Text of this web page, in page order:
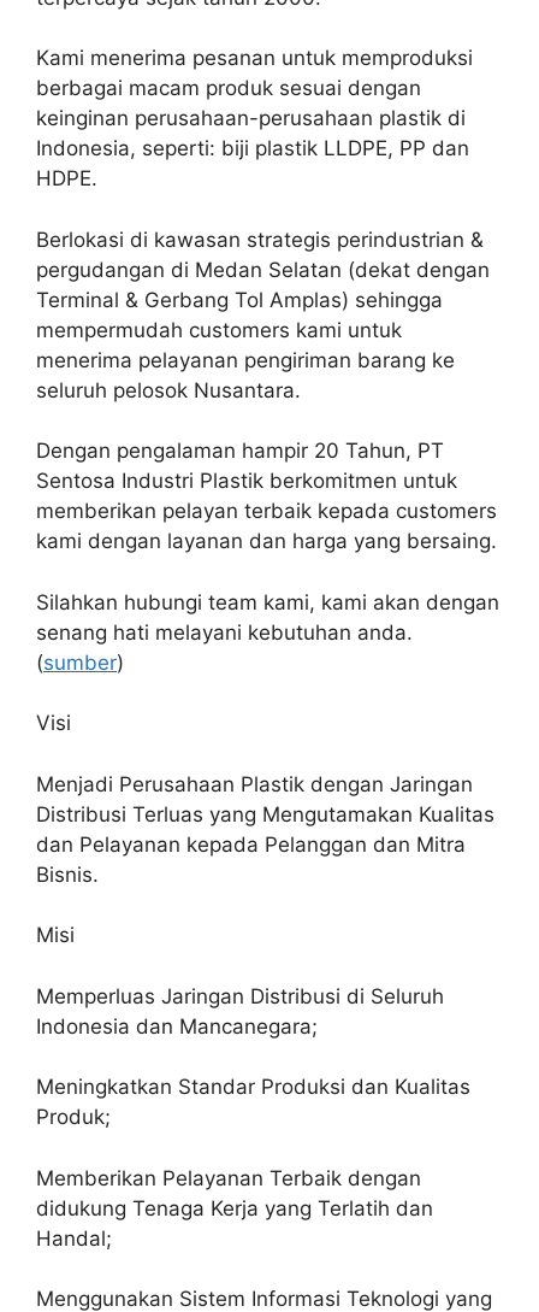
Kami menerima pesanan untuk memproduksi
berbagai macam produk sesuai dengan
keinginan perusahaan-perusahaan plastik di
Indonesia, seperti: biji plastik LLDPE, PP dan
HDPE.
Berlokasi di kawasan strategis perindustrian &
pergudangan di Medan Selatan (dekat dengan
Terminal & Gerbang Tol Amplas) sehingga
mempermudah customers kami untuk
menerima pelayanan pengiriman barang ke
seluruh pelosok Nusantara.
Dengan pengalaman hampir 20 Tahun, PT
Sentosa Industri Plastik berkomitmen untuk
memberikan pelayan terbaik kepada customers
kami dengan layanan dan harga yang bersaing.
Silahkan hubungi team kami, kami akan dengan
senang hati melayani kebutuhan anda.
(sumber)
Visi
Menjadi Perusahaan Plastik dengan Jaringan
Distribusi Terluas yang Mengutamakan Kualitas
dan Pelayanan kepada Pelanggan dan Mitra
Bisnis.
Misi
Memperluas Jaringan Distribusi di Seluruh
Indonesia dan Mancanegara;
Meningkatkan Standar Produksi dan Kualitas
Produk;
Memberikan Pelayanan Terbaik dengan
didukung Tenaga Kerja yang Terlatih dan
Handal;
Menggunakan Sistem Informasi Teknologi yang